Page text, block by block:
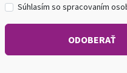
Súhlasím so spracovaním